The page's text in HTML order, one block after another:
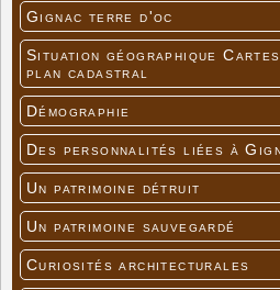
Gignac terre d'oc
Situation géographique
plan cadastral
Démographie
Des personnalités liées à
Un patrimoine détruit
Un patrimoine sauvegardé
Curiosités architecturales